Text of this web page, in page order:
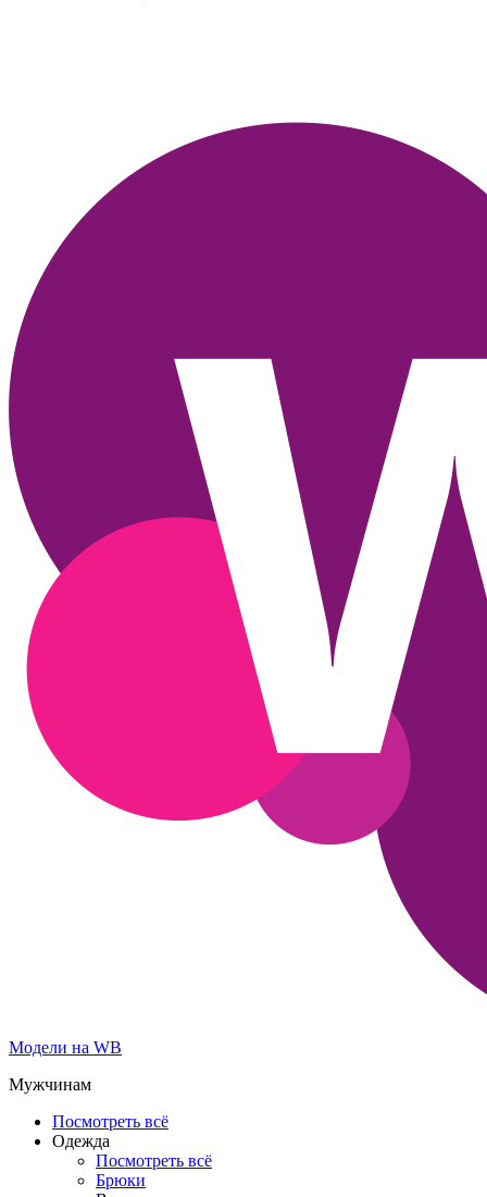
Модели на WB
Мужчинам
Посмотреть всё
Одежда
Посмотреть всё
Брюки